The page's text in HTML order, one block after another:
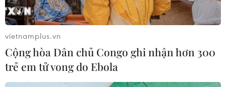
vietnamplus.vn
Cộng hòa Dân chủ Congo ghi nhận hơn 300
trẻ em tử vong do Ebola